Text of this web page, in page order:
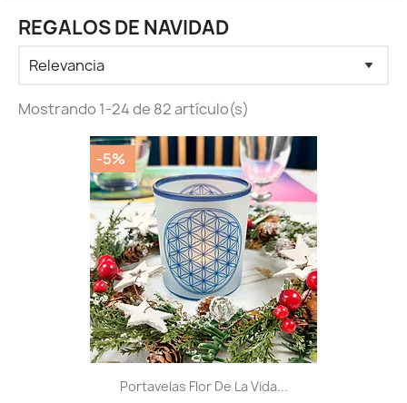
REGALOS DE NAVIDAD
Mostrando 1-24 de 82 artículo(s)
Portavelas Flor De La Vida...
-5%